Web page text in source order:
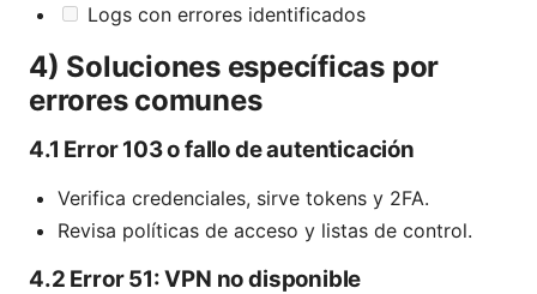
Logs con errores identificados
4) Soluciones específicas por
errores comunes
4.1 Error 103 o fallo de autenticación
Verifica credenciales, sirve tokens y 2FA.
Revisa políticas de acceso y listas de control.
4.2 Error 51: VPN no disponible